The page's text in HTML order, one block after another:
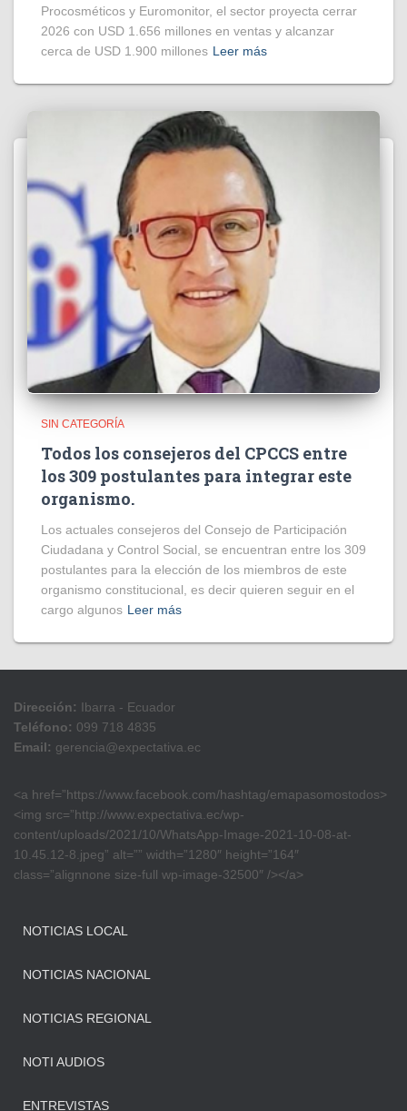
Procosméticos y Euromonitor, el sector proyecta cerrar
2026 con USD 1.656 millones en ventas y alcanzar
cerca de USD 1.900 millones Leer más
SIN CATEGORÍA
Todos los consejeros del CPCCS entre
los 309 postulantes para integrar este
organismo.
Los actuales consejeros del Consejo de Participación
Ciudadana y Control Social, se encuentran entre los 309
postulantes para la elección de los miembros de este
organismo constitucional, es decir quieren seguir en el
cargo algunos Leer más
Dirección: Ibarra - Ecuador
Teléfono: 099 718 4835
Email: gerencia@expectativa.ec
<a href=”https://www.facebook.com/hashtag/emapasomostodos>
<img src=”http://www.expectativa.ec/wp-
content/uploads/2021/10/WhatsApp-Image-2021-10-08-at-
10.45.12-8.jpeg” alt=”” width=”1280″ height=”164″
class=”alignnone size-full wp-image-32500″ /></a>
NOTICIAS LOCAL
NOTICIAS NACIONAL
NOTICIAS REGIONAL
NOTI AUDIOS
ENTREVISTAS